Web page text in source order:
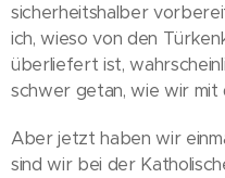
sicherheitshalber
ich, wieso von den
überliefert ist,
schwer getan, wie wir
Aber jetzt haben wir
sind wir bei der